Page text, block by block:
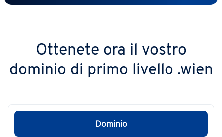
Ottenete ora il vostro
dominio di primo livello .wien
Dominio